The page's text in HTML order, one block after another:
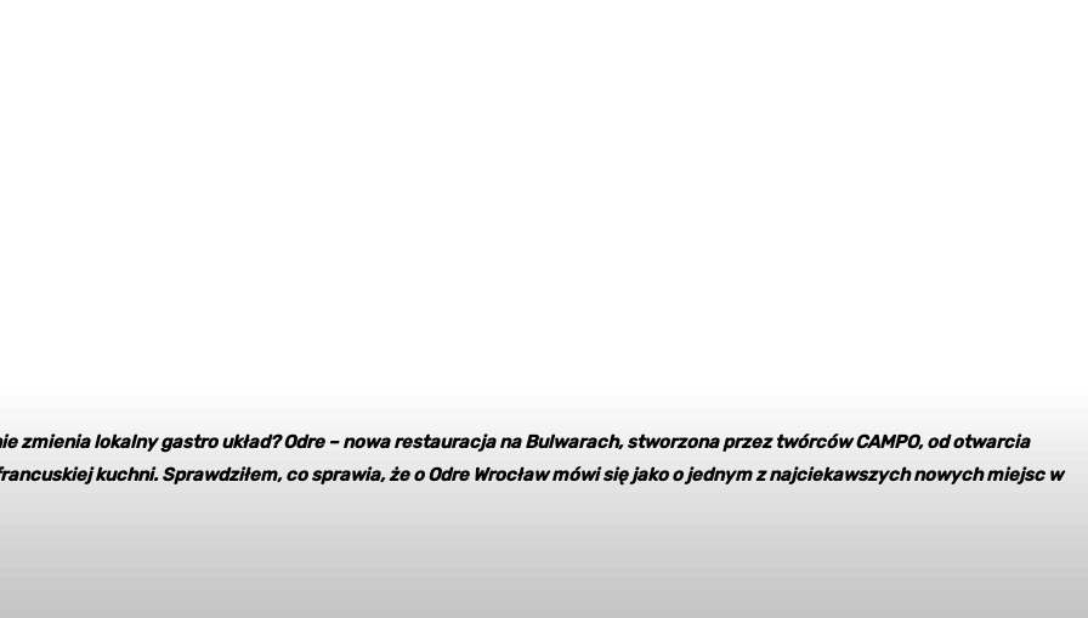
zmienia lokalny gastro układ? Odre – nowa restauracja na Bulwarach, stworzona przez twórców CAMPO, od otwarcia
kuchni. Sprawdziłem, co sprawia, że o Odre Wrocław mówi się jako o jednym z najciekawszych nowych miejsc w